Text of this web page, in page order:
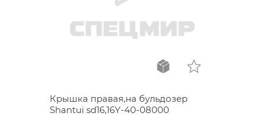
Крышка правая,на бульдозер
Shantui sd16,16Y-40-08000